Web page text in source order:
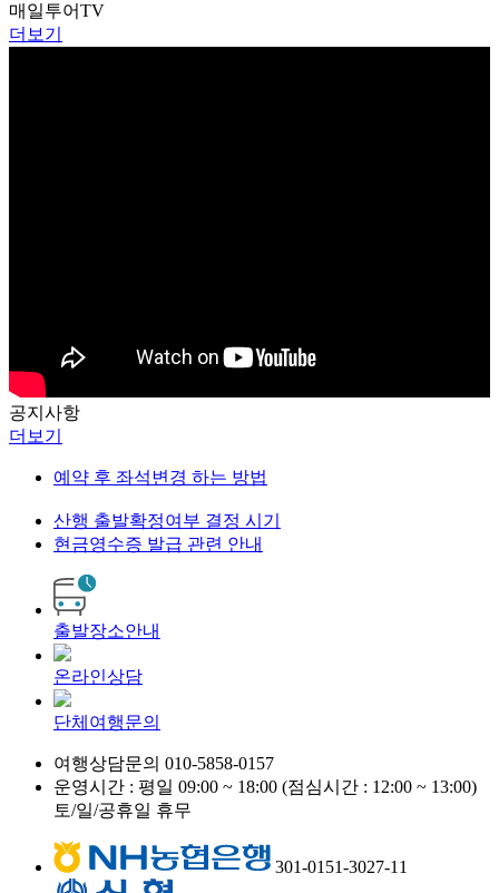
매일투어TV
더보기
공지 사항
더보기
예약 후 좌석변경 하는 방법
산행 출발확정여부 결정 시기
현금영수증 발급 관련 안내
출발장소안내
온라인상담
단체여행문의
여행상담문의 010-5858-0157
운영시간 : 평일 09:00 ~ 18:00 (점심시간 : 12:00 ~ 13:00)
토/일/공휴일 휴무
301-0151-3027-11